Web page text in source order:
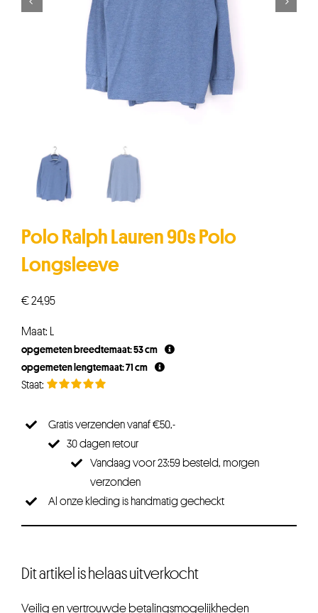
Polo Ralph Lauren 90s Polo
Longsleeve
€24,95
Maat: L
opgemeten breedtemaat: 53 cm
opgemeten lengtemaat: 71 cm
Gratis verzenden vanaf €50,-
30 dagen retour
Vandaag voor 23:59 besteld, morgen
verzonden
Al onze kleding is handmatig gecheckt
Dit artikel is helaas uitverkocht
Veilig en vertrouwde betalingsmogelijkheden